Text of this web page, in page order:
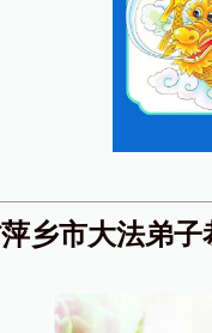
乡市大法弟